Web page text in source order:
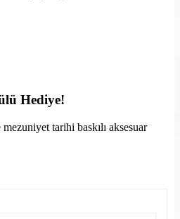
Hediye!
tarihi baskılı aksesuar